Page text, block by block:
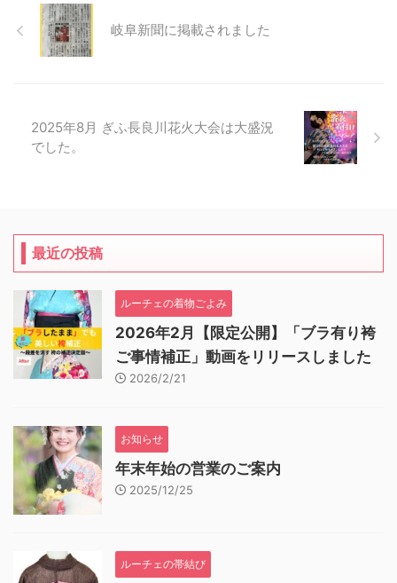
岐阜新聞に掲載されました
2025年8月 ぎふ長良川花火大会は大盛況
でした。
最近の投稿
ルーチェの着物ごよみ
2026年2月【限定公開】「ブラ有り袴
ご事情補正」動画をリリースしました
2026/2/21
お知らせ
年末年始の営業のご案内
2025/12/25
ルーチェの帯結び